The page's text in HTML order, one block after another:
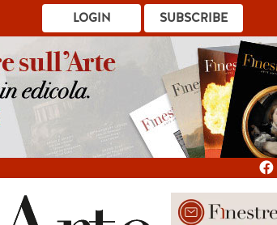
SUBSCRIBE
LOGIN